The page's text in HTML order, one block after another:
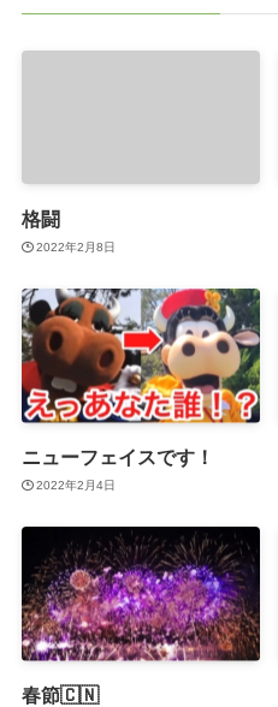
格闘
2022年2月8日
ニューフェイスです！
2022年2月4日
春節🇨🇳